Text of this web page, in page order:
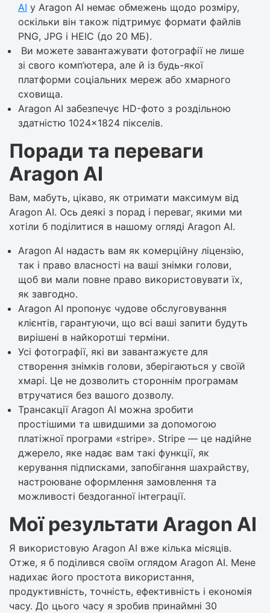
AI у Aragon AI немає обмежень щодо розміру,
оскільки він також підтримує формати файлів
PNG, JPG і HEIC (до 20 МБ).
Ви можете завантажувати фотографії не лише
зі свого комп’ютера, але й із будь-якої
платформи соціальних мереж або хмарного
сховища.
Aragon AI забезпечує HD-фото з роздільною
здатністю 1024×1824 пікселів.
Поради та переваги
Aragon AI
Вам, мабуть, цікаво, як отримати максимум від
Aragon AI. Ось деякі з порад і переваг, якими ми
хотіли б поділитися в нашому огляді Aragon AI.
Aragon AI надасть вам як комерційну ліцензію,
так і право власності на ваші знімки голови,
щоб ви мали повне право використовувати їх,
як завгодно.
Aragon AI пропонує чудове обслуговування
клієнтів, гарантуючи, що всі ваші запити будуть
вирішені в найкоротші терміни.
Усі фотографії, які ви завантажуєте для
створення знімків голови, зберігаються у своїй
хмарі. Це не дозволить стороннім програмам
втручатися без вашого дозволу.
Трансакції Aragon AI можна зробити
простішими та швидшими за допомогою
платіжної програми «stripe». Stripe — це надійне
джерело, яке надає вам такі функції, як
керування підписками, запобігання шахрайству,
настроюване оформлення замовлення та
можливості бездоганної інтеграції.
Мої результати Aragon AI
Я використовую Aragon AI вже кілька місяців.
Отже, я б поділився своїм оглядом Aragon AI. Мене
надихає його простота використання,
продуктивність, точність, ефективність і економія
часу. До цього часу я зробив принаймні 30